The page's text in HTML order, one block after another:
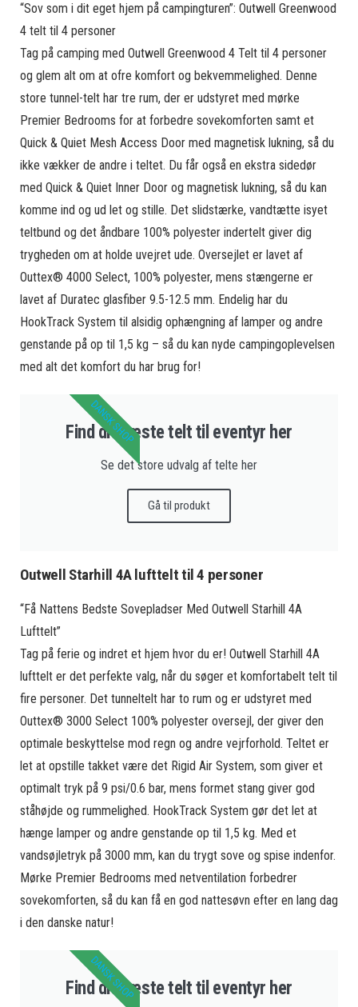
“Sov som i dit eget hjem på campingturen”: Outwell Greenwood
4 telt til 4 personer
Tag på camping med Outwell Greenwood 4 Telt til 4 personer
og glem alt om at ofre komfort og bekvemmelighed. Denne
store tunnel-telt har tre rum, der er udstyret med mørke
Premier Bedrooms for at forbedre sovekomforten samt et
Quick & Quiet Mesh Access Door med magnetisk lukning, så du
ikke vækker de andre i teltet. Du får også en ekstra sidedør
med Quick & Quiet Inner Door og magnetisk lukning, så du kan
komme ind og ud let og stille. Det slidstærke, vandtætte isyet
teltbund og det åndbare 100% polyester indertelt giver dig
trygheden om at holde uvejret ude. Oversejlet er lavet af
Outtex® 4000 Select, 100% polyester, mens stængerne er
lavet af Duratec glasfiber 9.5-12.5 mm. Endelig har du
HookTrack System til alsidig ophængning af lamper og andre
genstande på op til 1,5 kg – så du kan nyde campingoplevelsen
med alt det komfort du har brug for!
Find dit næste telt til eventyr her
Se det store udvalg af telte her
Gå til produkt
DANSK SHOP
Outwell Starhill 4A lufttelt til 4 personer
“Få Nattens Bedste Sovepladser Med Outwell Starhill 4A
Lufttelt”
Tag på ferie og indret et hjem hvor du er! Outwell Starhill 4A
lufttelt er det perfekte valg, når du søger et komfortabelt telt til
fire personer. Det tunneltelt har to rum og er udstyret med
Outtex® 3000 Select 100% polyester oversejl, der giver den
optimale beskyttelse mod regn og andre vejrforhold. Teltet er
let at opstille takket være det Rigid Air System, som giver et
optimalt tryk på 9 psi/0.6 bar, mens formet stang giver god
ståhøjde og rummelighed. HookTrack System gør det let at
hænge lamper og andre genstande op til 1,5 kg. Med et
vandsøjletryk på 3000 mm, kan du trygt sove og spise indenfor.
Mørke Premier Bedrooms med netventilation forbedrer
sovekomforten, så du kan få en god nattesøvn efter en lang dag
i den danske natur!
Find dit næste telt til eventyr her
DANSK SHOP